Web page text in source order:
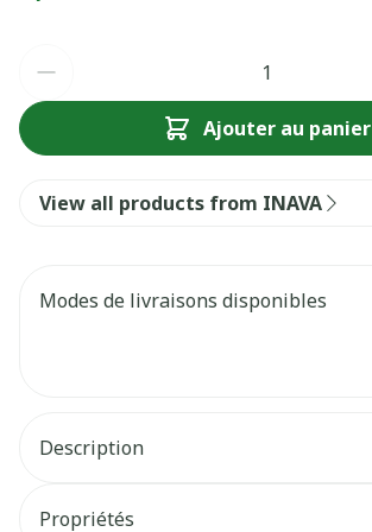
Ajouter au panier
View all products from INAVA
Modes de livraisons disponibles
Description
Propriétés